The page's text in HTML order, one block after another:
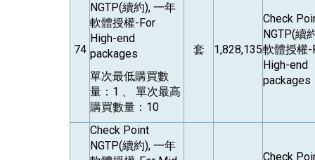
74
NGTP(續約), 一年
軟體授權-For
High-end
packages
單次最低購買數
量：1 、 單次最高
購買數量：10
套 1,828,135
Check
NGTP(續
軟體授權-
High-end
packages
Check Point
NGTP(續約), 一年
Check